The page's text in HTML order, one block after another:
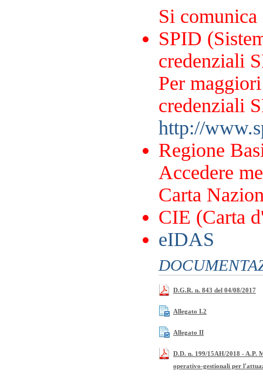
Si
SPID
credenziali
Per
credenziali
http://
Regione
Accedere
Carta
CIE (Carta
eIDAS
D.G.R. n. 843 del 04/08/2017
Allegato I.2
Allegato II
D.D. n. 199/15AH/2018 - A.P.
operativo-gestionali per